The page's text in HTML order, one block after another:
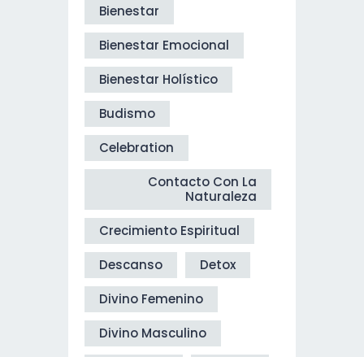
Bienestar
Bienestar Emocional
Bienestar Holístico
Budismo
Celebration
Contacto Con La
Naturaleza
Crecimiento Espiritual
Descanso
Detox
Divino Femenino
Divino Masculino